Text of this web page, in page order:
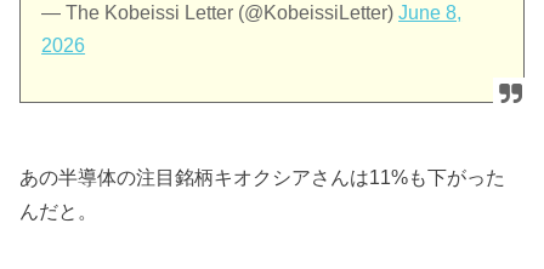
— The Kobeissi Letter (@KobeissiLetter)June 8,
2026
あの半導体の注目銘柄キオクシアさんは11%も下がった
んだと。